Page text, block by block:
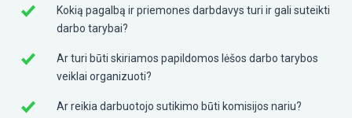
Kokią pagalbą ir priemones darbdavys turi ir gali suteikti
darbo tarybai?
Ar turi būti skiriamos papildomos lėšos darbo tarybos
veiklai organizuoti?
Ar reikia darbuotojo sutikimo būti komisijos nariu?